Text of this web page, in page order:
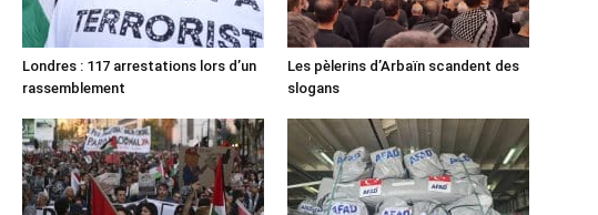
Londres : 117 arrestations lors d’un
rassemblement
Les pèlerins d’Arbaïn scandent des
slogans